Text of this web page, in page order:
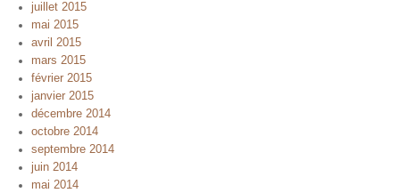
juillet 2015
mai 2015
avril 2015
mars 2015
février 2015
janvier 2015
décembre 2014
octobre 2014
septembre 2014
juin 2014
mai 2014